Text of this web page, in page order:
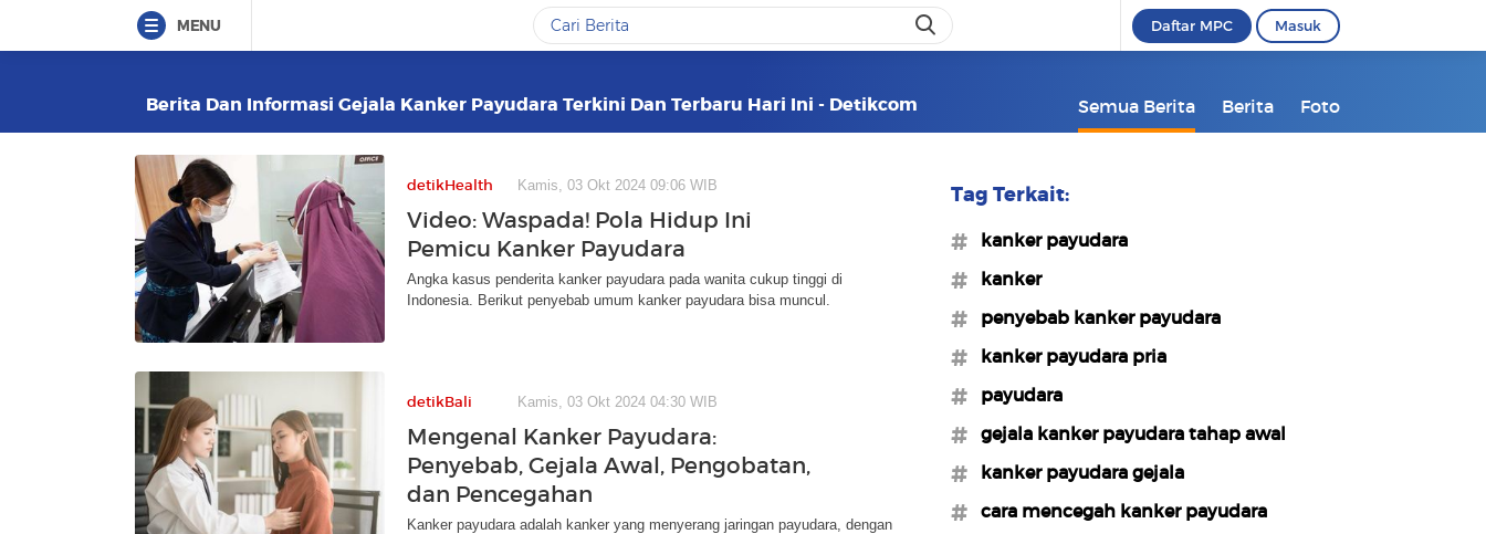
MENU Daftar MPC Masuk
Berita Dan Informasi Gejala Kanker Payudara Terkini Dan Terbaru Hari Ini - Detikcom Semua Berita Berita Foto
detikHealth Kamis, 03 Okt 2024 09:06 WIB
Video: Waspada! Pola Hidup Ini
Pemicu Kanker Payudara
Angka kasus penderita kanker payudara pada wanita cukup tinggi di
Indonesia. Berikut penyebab umum kanker payudara bisa muncul.
detikBali Kamis, 03 Okt 2024 04:30 WIB
Mengenal Kanker Payudara:
Penyebab, Gejala Awal, Pengobatan,
dan Pencegahan
Kanker payudara adalah kanker yang menyerang jaringan payudara, dengan
Tag Terkait:
#kanker payudara
#kanker
#penyebab kanker payudara
#kanker payudara pria
#payudara
#gejala kanker payudara tahap awal
#kanker payudara gejala
#cara mencegah kanker payudara